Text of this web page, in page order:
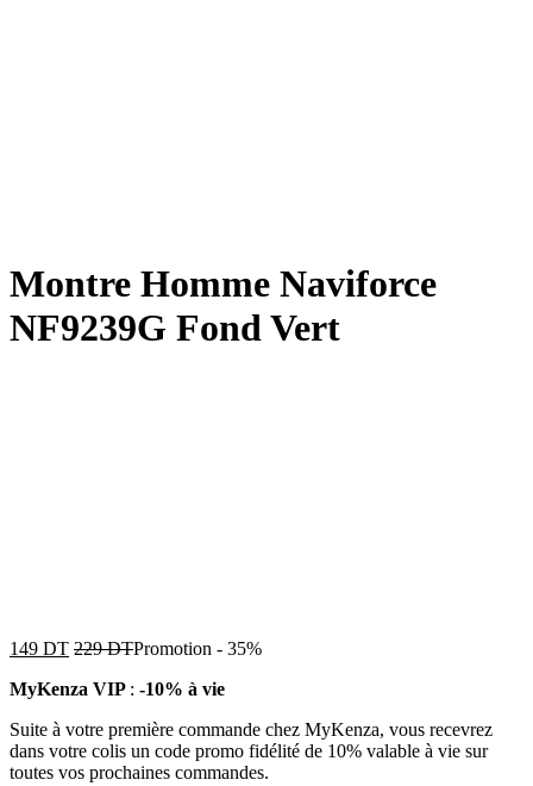
Montre Homme Naviforce
NF9239G Fond Vert
149 DT 229DTPromotion - 35%
MyKenza VIP : -10% à vie
Suite à votre première commande chez MyKenza, vous recevrez
dans votre colis un code promo fidélité de 10% valable à vie sur
toutes vos prochaines commandes.